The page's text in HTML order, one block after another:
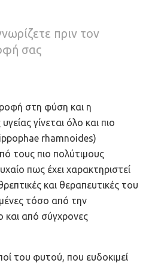
πριν τον
σας
στη φύση και η
γίνεται όλο και πιο
rhamnoides)
τους πιο πολύτιμους
πως έχει χαρακτηριστεί
και θεραπευτικές του
τόσο από την
και από σύγχρονες
του φυτού, που ευδοκιμεί